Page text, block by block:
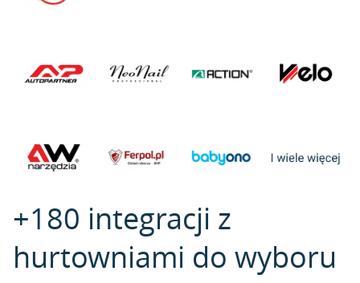
+180 integracji z
hurtowniami do wyboru